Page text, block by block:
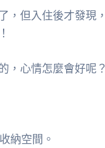
，但入住後才發現
，心情怎麼會好呢
納空間。